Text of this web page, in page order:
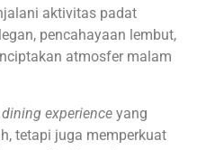
aktivitas padat
pencahayaan lembut,
atmosfer malam
dining experience yang
tetapi juga memperkuat